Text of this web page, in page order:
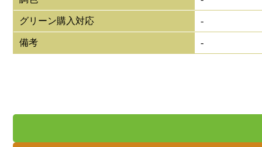
グリーン購入対応 -
備考 -